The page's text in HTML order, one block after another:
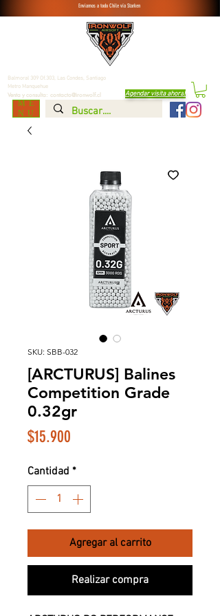
Venta y consulta: contacto@ironwolf.cl
ME
NU
Enviamos a todo Chile vía Starken
Agendar visita ahora!
Balmoral 309 Of.303, Las Condes, Santiago
Metro Manquehue
SKU: SBB-032
[ARCTURUS] Balines
Competition Grade
0.32gr
$15.900
Cantidad *
Agregar al carrito
Realizar compra